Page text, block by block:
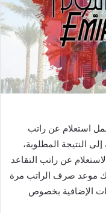
استعلام عن راتب
النتيجة المطلوبة،
عن راتب التقاعد
موعد صرف الراتب مرة
الإضافية بخصوص